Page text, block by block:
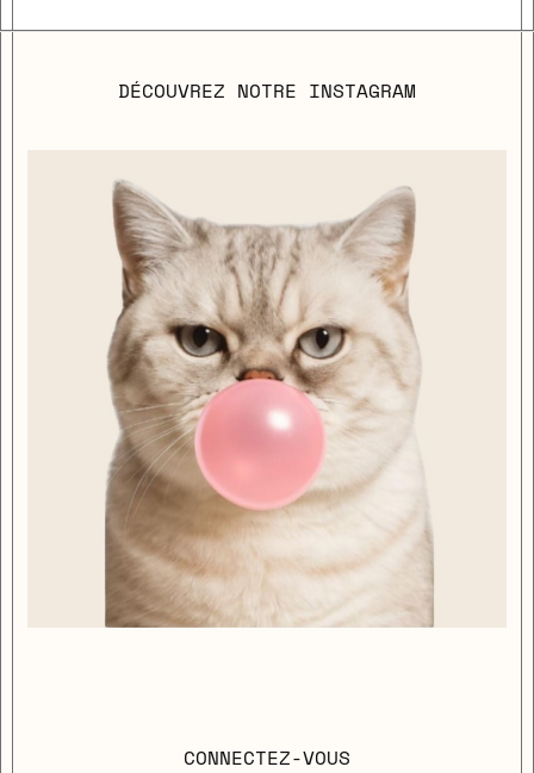
DÉCOUVREZ NOTRE INSTAGRAM
CONNECTEZ-VOUS